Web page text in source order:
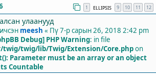
1 ELLIPSIS 9 10 11 12
улаанууд
meesh « Пү 7-р сарын 26, 2018 2:42 pm
Debug] PHP Warning: in file
twig/twig/lib/Twig/Extension/Core.phpon
Parameter must be an array or an object
Countable